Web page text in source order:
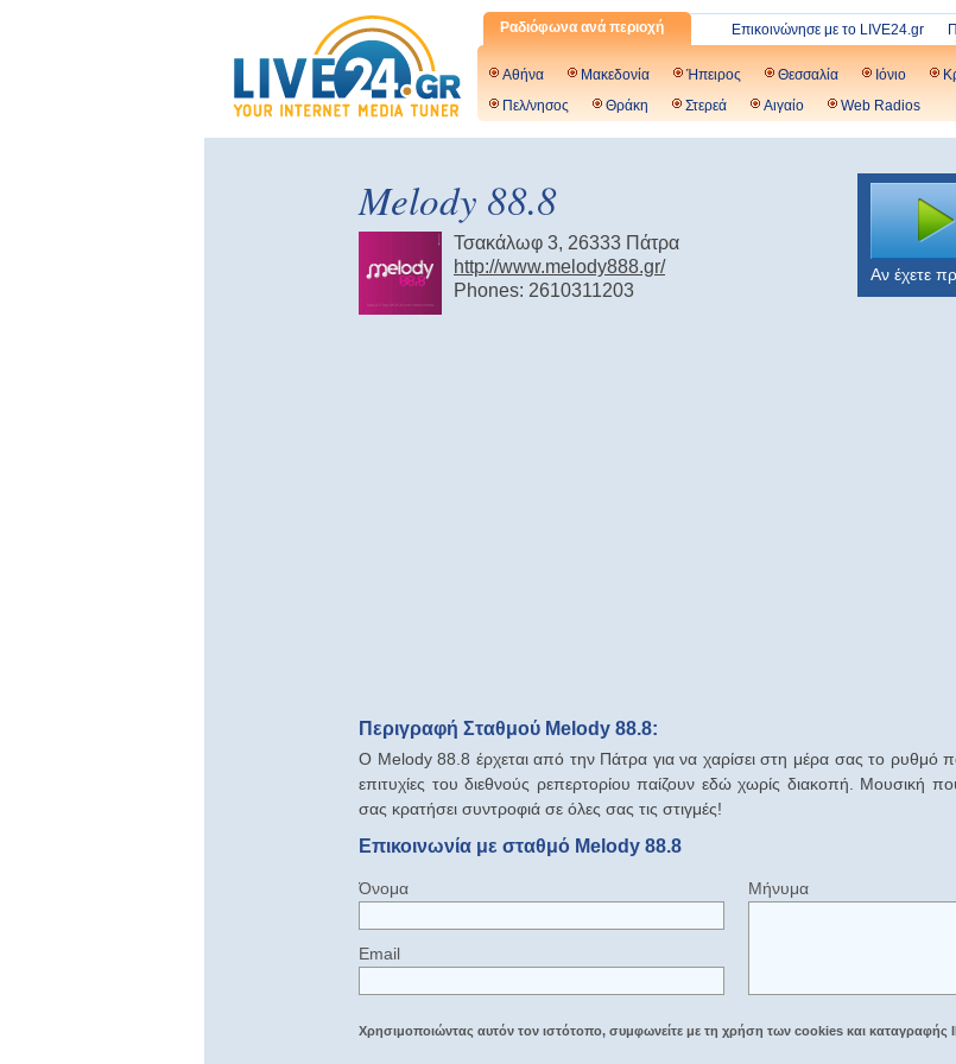
Ραδιόφωνα ανά περιοχή Επικοινώνησε με το LIVE24.gr
Αθήνα Μακεδονία Ήπειρος Θεσσαλία Ιόνιο
Πελ/νησος
Θράκη Στερεά Αιγαίο Web Radios
Melody 88.8
Τσακάλωφ 3, 26333 Πάτρα
http://www.melody888.gr/
Phones: 2610311203
Αν έχετε
Περιγραφή Σταθμού Melody 88.8:
Ο Melody 88.8 έρχεται από την Πάτρα για να χαρίσει στη μέρα σας το ρυθμό
επιτυχίες του διεθνούς ρεπερτορίου παίζουν εδώ χωρίς διακοπή. Μουσική
σας κρατήσει συντροφιά σε όλες σας τις στιγμές!
Επικοινωνία με σταθμό Melody 88.8
Όνομα
Email
Μήνυμα
Χρησιμοποιώντας αυτόν τον ιστότοπο, συμφωνείτε με τη χρήση των cookies και καταγραφής